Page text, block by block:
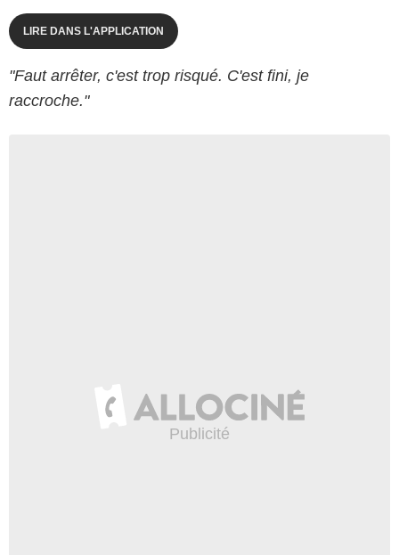
LIRE DANS L'APPLICATION
"Faut arrêter, c'est trop risqué. C'est fini, je
raccroche."